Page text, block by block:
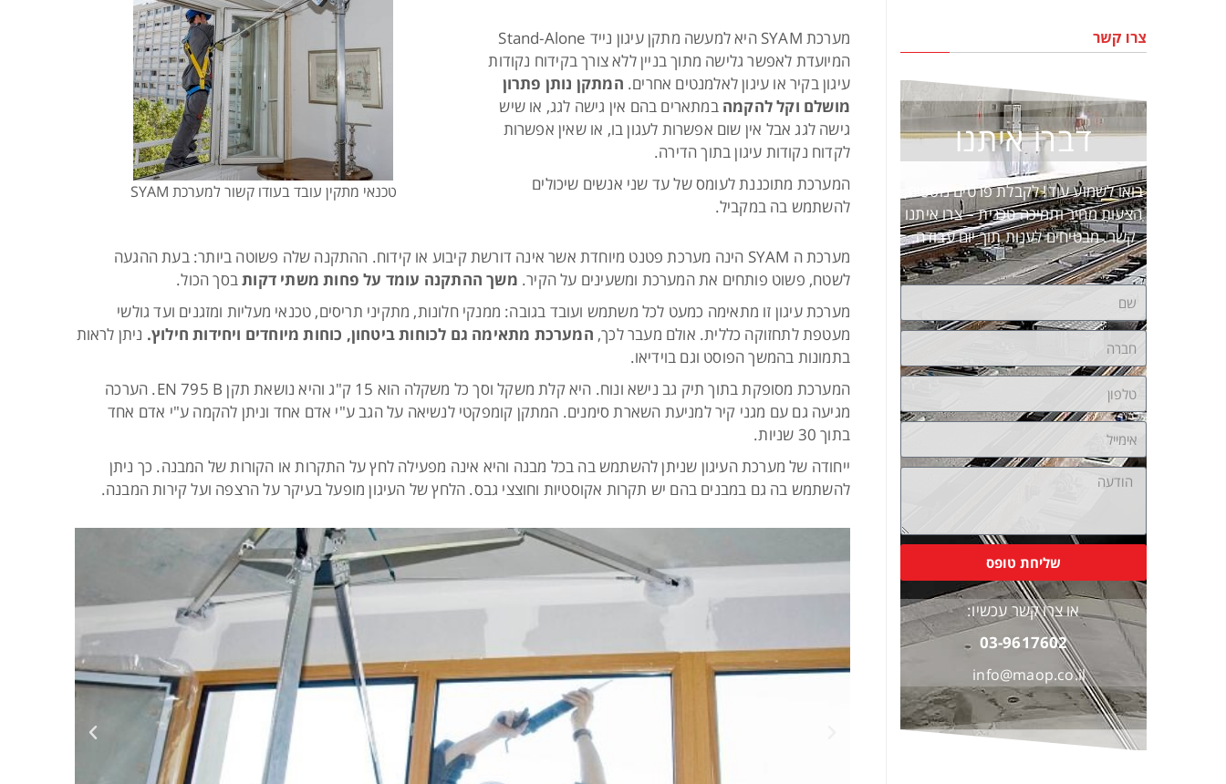
מערכת SYAM היא למעשה מתקן עיגון נייד Stand-Alone
המיועדת לאפשר גלישה מתוך בניין ללא צורך בקידוח נקודות
עיגון בקיר או עיגון לאלמנטים אחרים. המתקן נותן פתרון
מושלם וקל להקמה במתארים בהם אין גישה לגג, או שיש
גישה לגג אבל אין שום אפשרות לעגון בו, או שאין אפשרות
לקדוח נקודות עיגון בתוך הדירה.
המערכת מתוכננת לעומס של עד שני אנשים שיכולים
להשתמש בה במקביל.
טכנאי מתקין עובד בעודו קשור למערכת SYAM
מערכת ה SYAM הינה מערכת פטנט מיוחדת אשר אינה דורשת קיבוע או קידוח. ההתקנה שלה פשוטה ביותר: בעת ההגעה
לשטח, פשוט פותחים את המערכת ומשעינים על הקיר. משך ההתקנה עומד על פחות משתי דקותבסך הכול.
מערכת עיגון זו מתאימה כמעט לכל משתמש ועובד בגובה: ממנקי חלונות, מתקיני תריסים, טכנאי מעליות ומזגנים ועד גולשי
מעטפת לתחזוקה כללית. אולם מעבר לכך, המערכת מתאימה גם לכוחות ביטחון, כוחות מיוחדים ויחידות חילוץ. ניתן לראות
בתמונות בהמשך הפוסט וגם בוידיאו.
המערכת מסופקת בתוך תיק גב נישא ונוח. היא קלת משקל וסך כל משקלה הוא 15 ק"ג והיא נושאת תקן EN 795 B. הערכה
מגיעה גם עם מגני קיר למניעת השארת סימנים. המתקן קומפקטי לנשיאה על הגב ע"י אדם אחד וניתן להקמה ע"י אדם אחד
בתוך 30 שניות.
ייחודה של מערכת העיגון שניתן להשתמש בה בכל מבנה והיא אינה מפעילה לחץ על התקרות או הקורות של המבנה. כך ניתן
להשתמש בה גם במבנים בהם יש תקרות אקוסטיות וחוצצי גבס. הלחץ של העיגון מופעל בעיקר על הרצפה ועל קירות המבנה.
צרו קשר
דברו איתנו
בואו לשמוע עוד! לקבלת פרטים נוספים,
הצעות מחיר ותמיכה טכנית – צרו איתנו
קשר. מבטיחים לענות תוך יום עבודה.
שליחת טופס
או צרו קשר עכשיו:
03-9617602
info@maop.co.il